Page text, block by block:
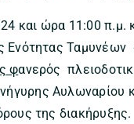
και ώρα 11:00 π.μ.
Ταμυνέων
φανερός
Αυλωναρίου
της διακήρυξης.